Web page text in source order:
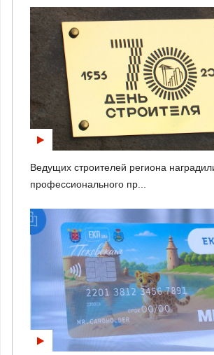
Ведущих строителей региона
профессионального пр...